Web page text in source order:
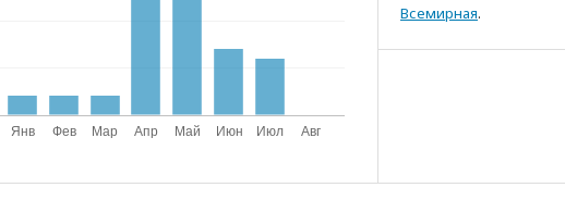
Всемирная.